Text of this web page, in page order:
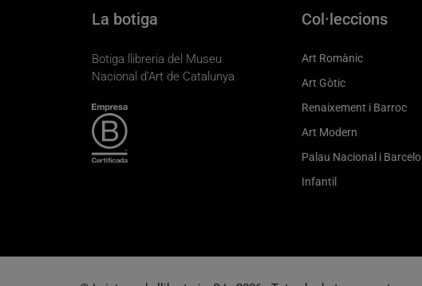
La botiga
Botiga llibreria del Museu
Nacional d'Art de Catalunya
Col·leccions
Art Romànic
Art Gòtic
Renaixement i Barroc
Art Modern
Palau Nacional i
Infantil